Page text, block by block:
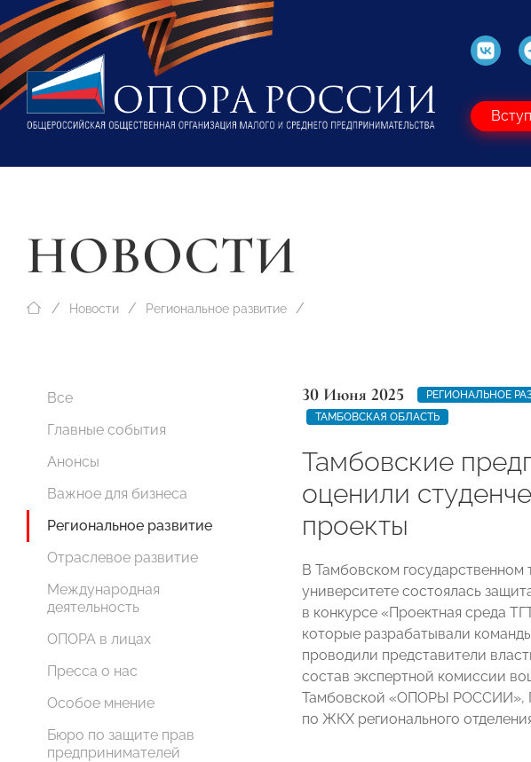
НОВОСТИ
Новости Региональное развитие
Все
Главные события
Анонсы
Важное для бизнеса
Региональное развитие
Отраслевое развитие
Международная
деятельность
ОПОРА в лицах
Пресса о нас
Особое мнение
Бюро по защите прав
предпринимателей
30 Июня 2025
РЕГИОНАЛЬНОЕ
ТАМБОВСКАЯ ОБЛАСТЬ
Тамбовские
оценили
проекты
В Тамбовском государственном
университете состоялась
в конкурсе «Проектная среда
которые разрабатывали
проводили представители
состав экспертной комиссии
Тамбовской «ОПОРЫ РОССИИ»,
по ЖКХ регионального